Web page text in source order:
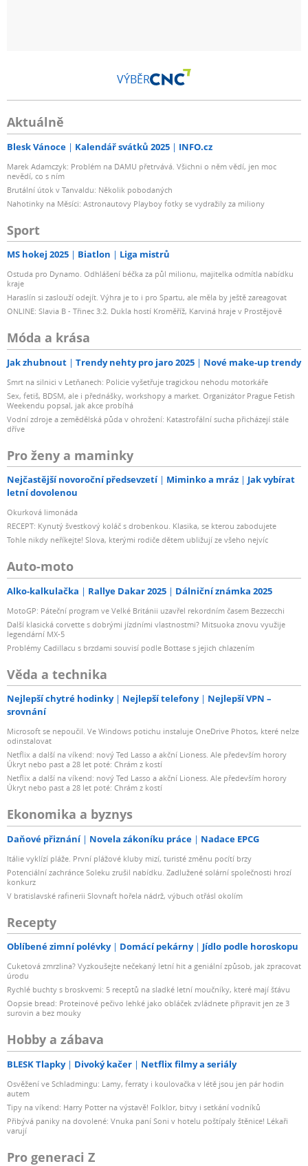
VÝBĚR
Aktuálně
Blesk Vánoce Kalendář svátků 2025 INFO.cz
Marek Adamczyk: Problém na DAMU přetrvává. Všichni o něm vědí, jen moc
nevědí, co s ním
Brutální útok v Tanvaldu: Několik pobodaných
Nahotinky na Měsíci: Astronautovy Playboy fotky se vydražily za miliony
Sport
MS hokej 2025 Biatlon Liga mistrů
Ostuda pro Dynamo. Odhlášení béčka za půl milionu, majitelka odmítla nabídku
kraje
Haraslín si zaslouží odejít. Výhra je to i pro Spartu, ale měla by ještě zareagovat
ONLINE: Slavia B - Třinec 3:2. Dukla hostí Kroměříž, Karviná hraje v Prostějově
Móda a krása
Jak zhubnout Trendy nehty pro jaro 2025 Nové make-up trendy
Smrt na silnici v Letňanech: Policie vyšetřuje tragickou nehodu motorkáře
Sex, fetiš, BDSM, ale i přednášky, workshopy a market. Organizátor Prague Fetish
Weekendu popsal, jak akce probíhá
Vodní zdroje a zemědělská půda v ohrožení: Katastrofální sucha přicházejí stále
dříve
Pro ženy a maminky
Nejčastější novoroční předsevzetí Miminko a mráz
Jak vybírat
letní dovolenou
Okurková limonáda
RECEPT: Kynutý švestkový koláč s drobenkou. Klasika, se kterou zabodujete
Tohle nikdy neříkejte! Slova, kterými rodiče dětem ubližují ze všeho nejvíc
Auto-moto
Alko-kalkulačka Rallye Dakar 2025 Dálniční známka 2025
MotoGP: Páteční program ve Velké Británii uzavřel rekordním časem Bezzecchi
Další klasická corvette s dobrými jízdními vlastnostmi? Mitsuoka znovu využije
legendární MX-5
Problémy Cadillacu s brzdami souvisí podle Bottase s jejich chlazením
Věda a technika
Nejlepší chytré hodinky Nejlepší telefony
Nejlepší VPN –
srovnání
Microsoft se nepoučil. Ve Windows potichu instaluje OneDrive Photos, které nelze
odinstalovat
Netflix a další na víkend: nový Ted Lasso a akční Lioness. Ale především horory
Úkryt nebo past a 28 let poté: Chrám z kostí
Netflix a další na víkend: nový Ted Lasso a akční Lioness. Ale především horory
Úkryt nebo past a 28 let poté: Chrám z kostí
Ekonomika a byznys
Daňové přiznání Novela zákoníku práce Nadace EPCG
Itálie vyklízí pláže. První plážové kluby mizí, turisté změnu pocítí brzy
Potenciální zachránce Soleku zrušil nabídku. Zadlužené solární společnosti hrozí
konkurz
V bratislavské rafinerii Slovnaft hořela nádrž, výbuch otřásl okolím
Recepty
Oblíbené zimní polévky Domácí pekárny Jídlo podle horoskopu
Cuketová zmrzlina? Vyzkoušejte nečekaný letní hit a geniální způsob, jak zpracovat
úrodu
Rychlé buchty s broskvemi: 5 receptů na sladké letní moučníky, které mají šťávu
Oopsie bread: Proteinové pečivo lehké jako obláček zvládnete připravit jen ze 3
surovin a bez mouky
Hobby a zábava
BLESK Tlapky Divoký kačer Netflix filmy a seriály
Osvěžení ve Schladmingu: Lamy, ferraty i koulovačka v létě jsou jen pár hodin
autem
Tipy na víkend: Harry Potter na výstavě! Folklor, bitvy i setkání vodníků
Přibývá paniky na dovolené: Vnuka paní Soni v hotelu poštípaly štěnice! Lékaři
varují
Pro generaci Z